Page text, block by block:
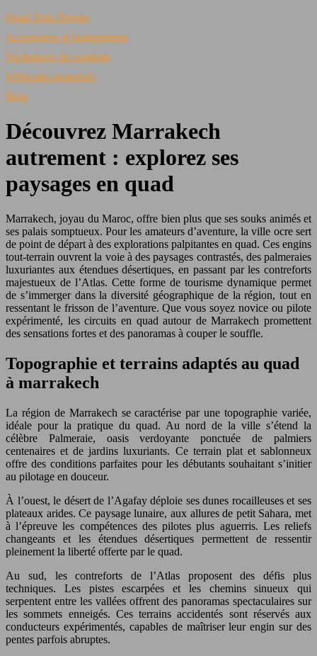
Quad Tout-Terrain
Accessoires et équipements
Techniques de conduite
Véhicules motorisés
Blog
Découvrez Marrakech
autrement : explorez ses
paysages en quad
Marrakech, joyau du Maroc, offre bien plus que ses souks animés et
ses palais somptueux. Pour les amateurs d’aventure, la ville ocre sert
de point de départ à des explorations palpitantes en quad. Ces engins
tout-terrain ouvrent la voie à des paysages contrastés, des palmeraies
luxuriantes aux étendues désertiques, en passant par les contreforts
majestueux de l’Atlas. Cette forme de tourisme dynamique permet
de s’immerger dans la diversité géographique de la région, tout en
ressentant le frisson de l’aventure. Que vous soyez novice ou pilote
expérimenté, les circuits en quad autour de Marrakech promettent
des sensations fortes et des panoramas à couper le souffle.
Topographie et terrains adaptés au quad
à marrakech
La région de Marrakech se caractérise par une topographie variée,
idéale pour la pratique du quad. Au nord de la ville s’étend la
célèbre Palmeraie, oasis verdoyante ponctuée de palmiers
centenaires et de jardins luxuriants. Ce terrain plat et sablonneux
offre des conditions parfaites pour les débutants souhaitant s’initier
au pilotage en douceur.
À l’ouest, le désert de l’Agafay déploie ses dunes rocailleuses et ses
plateaux arides. Ce paysage lunaire, aux allures de petit Sahara, met
à l’épreuve les compétences des pilotes plus aguerris. Les reliefs
changeants et les étendues désertiques permettent de ressentir
pleinement la liberté offerte par le quad.
Au sud, les contreforts de l’Atlas proposent des défis plus
techniques. Les pistes escarpées et les chemins sinueux qui
serpentent entre les vallées offrent des panoramas spectaculaires sur
les sommets enneigés. Ces terrains accidentés sont réservés aux
conducteurs expérimentés, capables de maîtriser leur engin sur des
pentes parfois abruptes.